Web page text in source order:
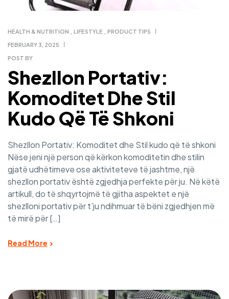
FEBRUARY 3, 2025
HEALTH & NUTRITION LIFESTYLE PRODUCT TIPS
POST BY
Shezllon Portativ:
Komoditet Dhe Stil
Kudo Që Të Shkoni
Shezllon Portativ: Komoditet dhe Stil kudo që të shkoni
Nëse jeni një person që kërkon komoditetin dhe stilin
gjatë udhëtimeve ose aktiviteteve të jashtme, një
shezllon portativ është zgjedhja perfekte për ju. Në këtë
artikull, do të shqyrtojmë të gjitha aspektet e një
shezlloni portativ për t’ju ndihmuar të bëni zgjedhjen më
të mirë për […]
Read More